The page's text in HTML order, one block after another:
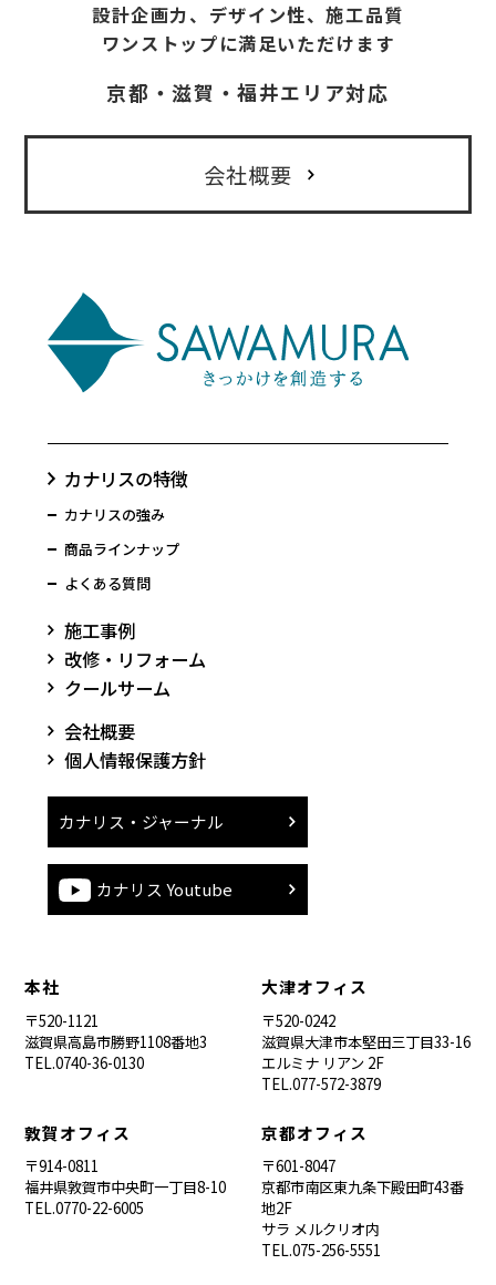
設計企画力、デザイン性、施工品質
ワンストップに満足いただけます
京都・滋賀・福井エリア対応
会社概要
カナリスの特徴
カナリスの強み
商品ラインナップ
よくある質問
施工事例
改修・リフォーム
クールサーム
会社概要
個人情報保護方針
カナリス・ジャーナル
カナリス Youtube
本社
〒520-1121
滋賀県高島市勝野1108番地3
TEL.0740-36-0130
大津オフィス
〒520-0242
滋賀県大津市本堅田三丁目33-16
エルミナ リアン 2F
TEL.077-572-3879
敦賀オフィス
〒914-0811
福井県敦賀市中央町一丁目8-10
TEL.0770-22-6005
京都オフィス
〒601-8047
京都市南区東九条下殿田町43番
地2F
サラ メルクリオ内
TEL.075-256-5551